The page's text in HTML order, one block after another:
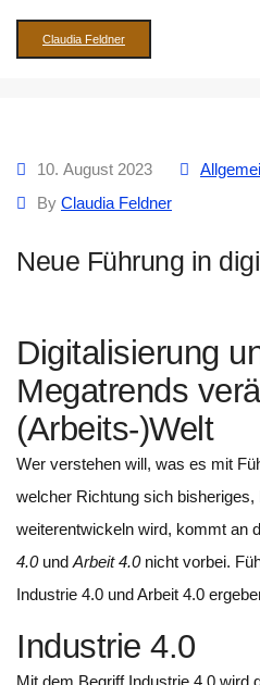
Claudia FeldnerNeue Führung in
10. August 2023
By Claudia Feldner
Neue Führung in
Digitalisierung
Megatrends
(Arbeits-)Welt
Wer verstehen will, was es mit
welcher Richtung sich
weiterentwickeln wird, kommt an
4.0und Arbeit 4.0nicht vorbei.
Industrie 4.0 und Arbeit 4.0
Industrie 4.0
Mit dem Begriff Industrie 4.0 wird